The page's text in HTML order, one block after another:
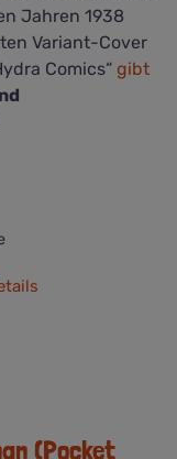
Jahren 1938
Variant-Cover
Comics“ gibt
(Pocket